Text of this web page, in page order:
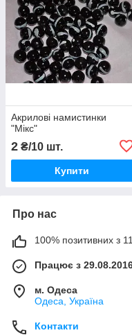
Акрилові намистинки
"Мікс"
2 ₴/10 шт.
Купити
Про нас
100% позитивних з 11
Працює з
м. Одеса
Одеса, Україна
Контакти